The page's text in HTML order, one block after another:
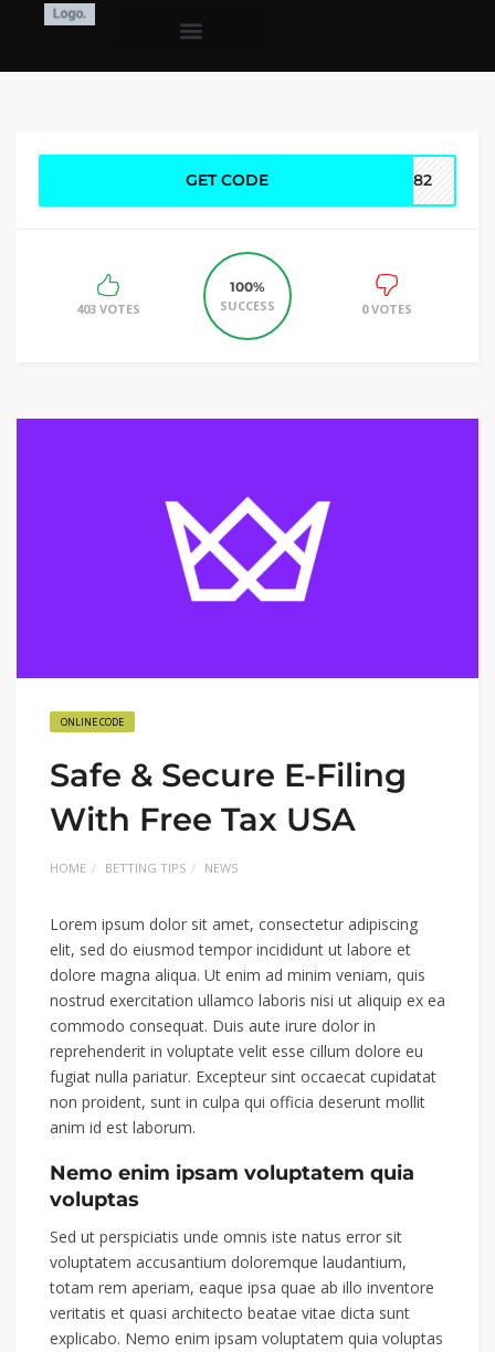
GET CODE 6182
403 VOTES
100%
SUCCESS
0 VOTES
ONLINE CODE
Safe & Secure E-Filing
With Free Tax USA
HOME BETTING TIPS NEWS
Lorem ipsum dolor sit amet, consectetur adipiscing
elit, sed do eiusmod tempor incididunt ut labore et
dolore magna aliqua. Ut enim ad minim veniam, quis
nostrud exercitation ullamco laboris nisi ut aliquip ex ea
commodo consequat. Duis aute irure dolor in
reprehenderit in voluptate velit esse cillum dolore eu
fugiat nulla pariatur. Excepteur sint occaecat cupidatat
non proident, sunt in culpa qui officia deserunt mollit
anim id est laborum.
Nemo enim ipsam voluptatem quia
voluptas
Sed ut perspiciatis unde omnis iste natus error sit
voluptatem accusantium doloremque laudantium,
totam rem aperiam, eaque ipsa quae ab illo inventore
veritatis et quasi architecto beatae vitae dicta sunt
explicabo. Nemo enim ipsam voluptatem quia voluptas